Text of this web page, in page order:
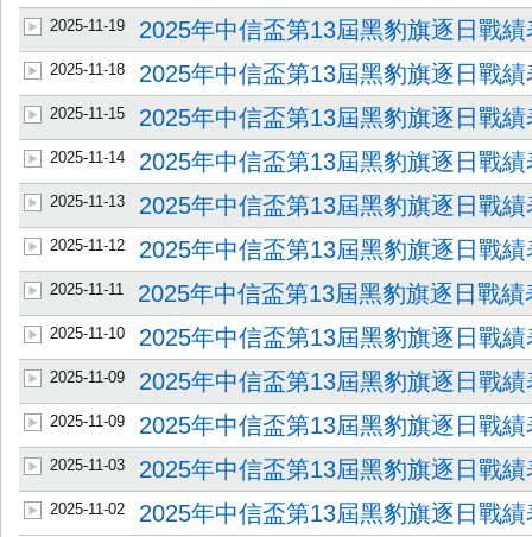
2025-11-19 2025年中信盃第13屆黑豹旗逐日戰績
2025-11-18 2025年中信盃第13屆黑豹旗逐日戰績
2025-11-15 2025年中信盃第13屆黑豹旗逐日戰績
2025-11-14 2025年中信盃第13屆黑豹旗逐日戰績
2025-11-13 2025年中信盃第13屆黑豹旗逐日戰績
2025-11-12 2025年中信盃第13屆黑豹旗逐日戰績
2025-11-11 2025年中信盃第13屆黑豹旗逐日戰績
2025-11-10 2025年中信盃第13屆黑豹旗逐日戰績
2025-11-09 2025年中信盃第13屆黑豹旗逐日戰績
2025-11-09 2025年中信盃第13屆黑豹旗逐日戰績
2025-11-03 2025年中信盃第13屆黑豹旗逐日戰績
2025-11-02
2025年中信盃第13屆黑豹旗逐日戰績